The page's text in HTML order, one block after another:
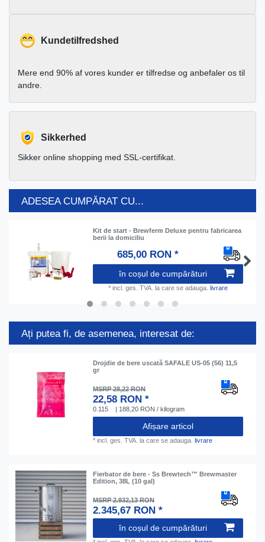
Kundetilfredshed
Mere end 90% af vores kunder er tilfredse og anbefaler os til
andre.
Sikkerhed
Sikker online shopping med SSL-certifikat.
ADESEA CUMPĂRAT CU...
Kit de start - Brewferm Deluxe pentru fabricarea
berii la domiciliu
685,00 RON *
în coșul de cumpărături
* incl. ges. TVA. la care se adauga. livrare
Ați putea fi, de asemenea, interesat de:
Drojdie de bere uscată SAFALE US-05 (56) 11,5
gr
MSRP 28,22 RON
22,58 RON *
0.115 | 188,20 RON / kilogram
Afișare articol
*incl. ges. TVA. la care se adauga. livrare
Fierbator de bere - Ss Brewtech™ Brewmaster
Edition, 38L (10 gal)
MSRP 2.932,13 RON
2.345,67 RON *
în coșul de cumpărături